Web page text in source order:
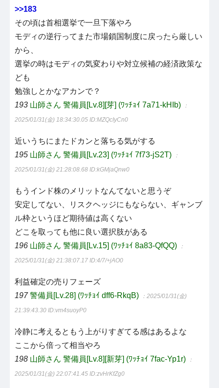
>>183
その頃は首相選挙で一旦下落やろ
モディの逆行ってまた市場鎖国制度に戻ったら厳しい
から、
選挙の時はモディの気変わりや対立候補の経済政策な
ども
勉強しとかなアカンで？
193 山師さん 警備員[Lv.8][芽] (ﾜｯﾁｮｲ 7a71-kHIb) ：
2025/01/31(金) 18:34:30.05 ID:MZQcIyCn0
近いうちにまたドカンと落ちる気がする
195 山師さん 警備員[Lv.23] (ﾜｯﾁｮｲ 7f73-jS2T) ：
2025/01/31(金) 21:28:08.68 ID:kGMjaQnw0
もうインド株のメリットなんてないと思うぞ
安定してない、リスクヘッジにもならない、ギャンブ
ル枠というほど期待値は高くない
どこを取っても他に良い選択肢がある
196 山師さん 警備員[Lv.15] (ﾜｯﾁｮｲ 8a83-QfQQ) ：
2025/01/31(金) 21:38:07.17 ID:4/7/+jAO0
利益確定の売りフェーズ
197 警備員[Lv.28] (ﾜｯﾁｮｲ dff6-RkqB) ：2025/01/31(金)
21:39:43.30 ID:vm4suoyP0
冷静に考えるともう上がりすぎてる感はあるよな
ここから倍って相当やろ
198 山師さん 警備員[Lv.8][新芽] (ﾜｯﾁｮｲ 7fac-Yp1r) ：
2025/01/31(金) 22:07:41.45 ID:zvHrKfZg0